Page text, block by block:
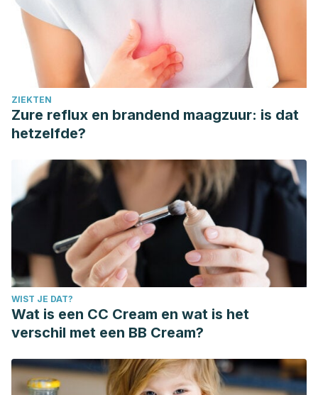
ZIEKTEN
Zure reflux en brandend maagzuur: is dat
hetzelfde?
WIST JE DAT?
Wat is een CC Cream en wat is het
verschil met een BB Cream?